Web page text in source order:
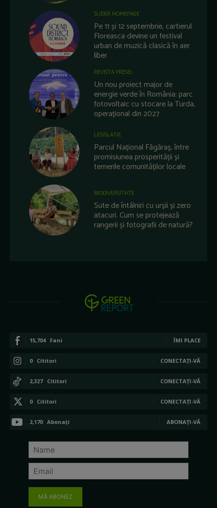
SLIDER HOMEPAGE
Pe 11 și 12 septembrie, cartierul
Floreasca devine un festival
urban de muzică clasică în aer
liber
REVISTA PRESEI
Un nou proiect major de
energie verde în România: parc
fotovoltaic cu stocare la Turda,
operațional din 2027
LEGISLATIE
Parcul Național Făgăraș, între
promisiunea prosperității și
temerile comunităților locale
BIODIVERSITATE
Sute de întâlniri cu urșii și zero
atacuri. Cum se protejează
rangerii și fotografii de natură?
15,704 Fani ÎMI PLACE
0 Cititori CONECTAȚI-VĂ
2,327 Cititori CONECTAȚI-VĂ
0 Cititori CONECTAȚI-VĂ
2,170 Abonați ABONAȚI-VĂ
MĂ ABONEZ